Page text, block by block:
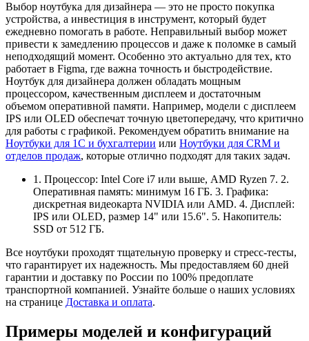
Выбор ноутбука для дизайнера — это не просто покупка
устройства, а инвестиция в инструмент, который будет
ежедневно помогать в работе. Неправильный выбор может
привести к замедлению процессов и даже к поломке в самый
неподходящий момент. Особенно это актуально для тех, кто
работает в Figma, где важна точность и быстродействие.
Ноутбук для дизайнера должен обладать мощным
процессором, качественным дисплеем и достаточным
объемом оперативной памяти. Например, модели с дисплеем
IPS или OLED обеспечат точную цветопередачу, что критично
для работы с графикой. Рекомендуем обратить внимание на
Ноутбуки для 1С и бухгалтерии или Ноутбуки для CRM и
отделов продаж, которые отлично подходят для таких задач.
1. Процессор: Intel Core i7 или выше, AMD Ryzen 7. 2.
Оперативная память: минимум 16 ГБ. 3. Графика:
дискретная видеокарта NVIDIA или AMD. 4. Дисплей:
IPS или OLED, размер 14" или 15.6". 5. Накопитель:
SSD от 512 ГБ.
Все ноутбуки проходят тщательную проверку и стресс-тесты,
что гарантирует их надежность. Мы предоставляем 60 дней
гарантии и доставку по России по 100% предоплате
транспортной компанией. Узнайте больше о наших условиях
на странице Доставка и оплата.
Примеры моделей и конфигураций